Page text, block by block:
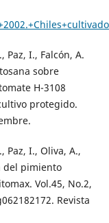
Paz, I., Falcón, A.
sobre
H-3108
protegido.
Paz, I., Oliva, A.,
del pimiento
Vol.45, No.2,
Revista